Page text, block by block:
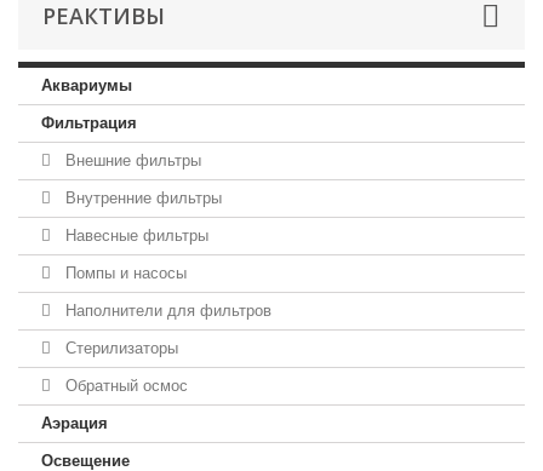
РЕАКТИВЫ
Аквариумы
Фильтрация
Внешние фильтры
Внутренние фильтры
Навесные фильтры
Помпы и насосы
Наполнители для фильтров
Стерилизаторы
Обратный осмос
Аэрация
Освещение